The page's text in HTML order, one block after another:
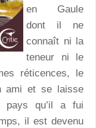
en Gaule
dont il ne
connaît ni la
teneur ni le
réticences, le
ami et se laisse
pays qu’il a fui
il est devenu